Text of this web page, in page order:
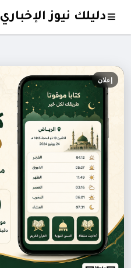
دليلك نيوز الإخباري
إعلان